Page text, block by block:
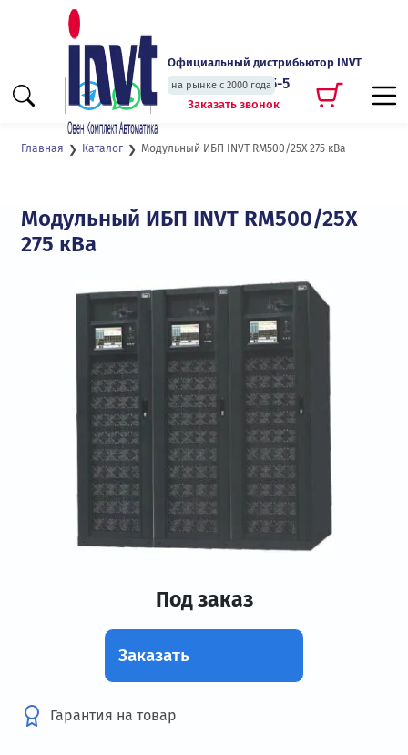
Официальный дистрибьютор INVT
на рынке с 2000 года
+7 (495) 135-135-5
Заказать звонок
Главная Каталог Модульный ИБП INVT RM500/25X 275 кВа
Модульный ИБП INVT RM500/25X
275 кВа
Под заказ
Заказать
Гарантия на товар